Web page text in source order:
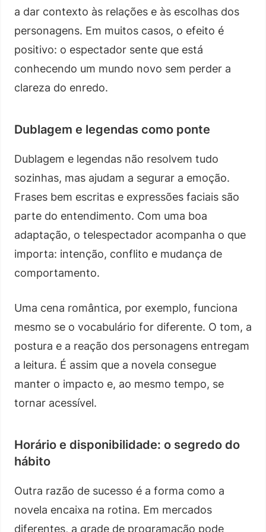
a dar contexto às relações e às escolhas dos
personagens. Em muitos casos, o efeito é
positivo: o espectador sente que está
conhecendo um mundo novo sem perder a
clareza do enredo.
Dublagem e legendas como ponte
Dublagem e legendas não resolvem tudo
sozinhas, mas ajudam a segurar a emoção.
Frases bem escritas e expressões faciais são
parte do entendimento. Com uma boa
adaptação, o telespectador acompanha o que
importa: intenção, conflito e mudança de
comportamento.
Uma cena romântica, por exemplo, funciona
mesmo se o vocabulário for diferente. O tom, a
postura e a reação dos personagens entregam
a leitura. É assim que a novela consegue
manter o impacto e, ao mesmo tempo, se
tornar acessível.
Horário e disponibilidade: o segredo do
hábito
Outra razão de sucesso é a forma como a
novela encaixa na rotina. Em mercados
diferentes, a grade de programação pode